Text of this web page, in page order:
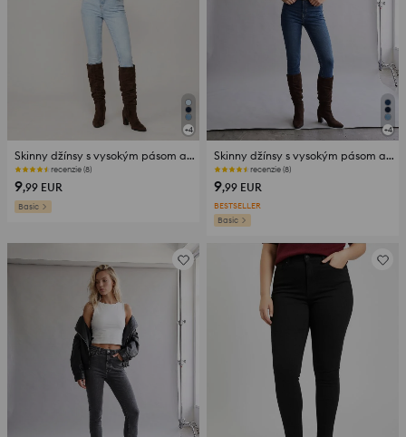
+4
Skinny džínsy s vysokým pásom a prímesou viskózy
recenzie (8)
9,99 EUR
Basic
+4
Skinny džínsy s vysokým pásom a prímesou viskózy
recenzie (8)
9,99 EUR
BESTSELLER
Basic